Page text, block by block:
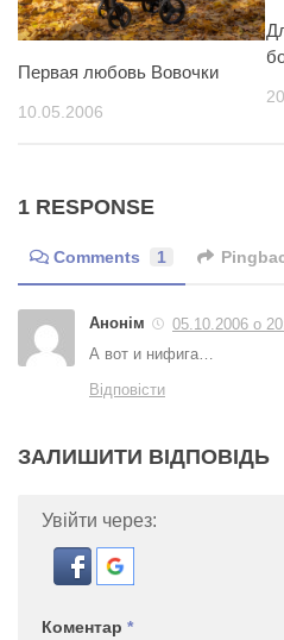
Первая любовь Вовочки
10.05.2006
1 RESPONSE
Comments 1
Анонім
05.10.2006 о
А вот и нифига…
Відповісти
ЗАЛИШИТИ ВІДПОВІДЬ
Увійти через:
Коментар *